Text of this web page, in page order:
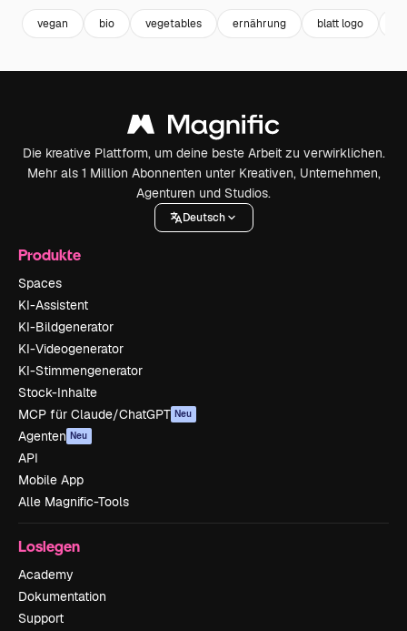
vegan bio vegetables ernährung blatt logo
Die kreative Plattform, um deine beste Arbeit zu verwirklichen.
Mehr als 1 Million Abonnenten unter Kreativen, Unternehmen,
Agenturen und Studios.
Deutsch
Produkte
Spaces
KI-Assistent
KI-Bildgenerator
KI-Videogenerator
KI-Stimmengenerator
Stock-Inhalte
MCP für Claude/ChatGPT Neu
Agenten Neu
API
Mobile App
Alle Magnific-Tools
Loslegen
Academy
Dokumentation
Support